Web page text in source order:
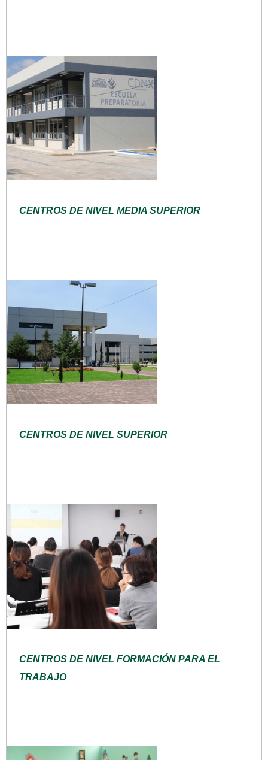
CENTROS DE NIVEL MEDIA SUPERIOR
CENTROS DE NIVEL SUPERIOR
CENTROS DE NIVEL FORMACIÓN PARA EL
TRABAJO